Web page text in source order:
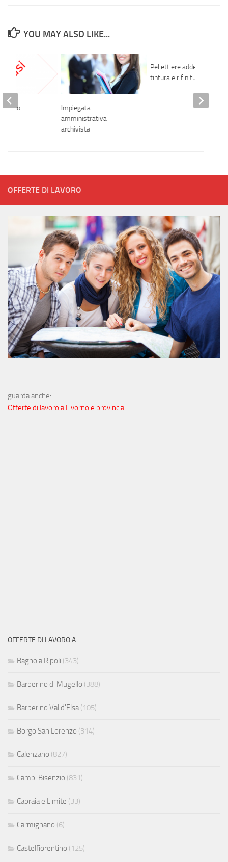
YOU MAY ALSO LIKE...
Impiegata
amministrativa –
archivista
Pellettiere addetto alla
tintura e rifinitura
banco
OFFERTE DI LAVORO
guarda anche:
Offerte di lavoro a Livorno e provincia
OFFERTE DI LAVORO A
Bagno a Ripoli (343)
Barberino di Mugello (388)
Barberino Val d'Elsa(105)
Borgo San Lorenzo (314)
Calenzano (827)
Campi Bisenzio (831)
Capraia e Limite (33)
Carmignano (6)
Castelfiorentino (125)